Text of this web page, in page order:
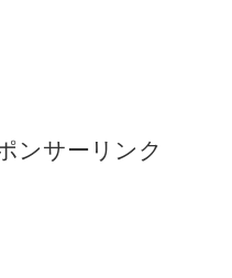
ンサーリンク